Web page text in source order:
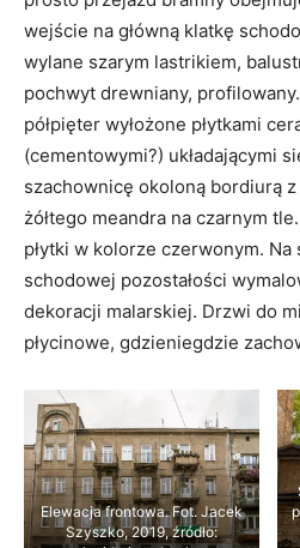
wejście na główną klatkę
wylane szarym lastrikiem,
pochwyt drewniany,
półpięter wyłożone płytkami
(cementowymi?) układającymi
szachownicę okoloną bordiurą z
żółtego meandra na czarnym
płytki w kolorze czerwonym. Na
schodowej pozostałości
dekoracji malarskiej. Drzwi do
płycinowe, gdzieniegdzie
Elewacja frontowa. Fot. Jacek
Szyszko, 2019, źródło: